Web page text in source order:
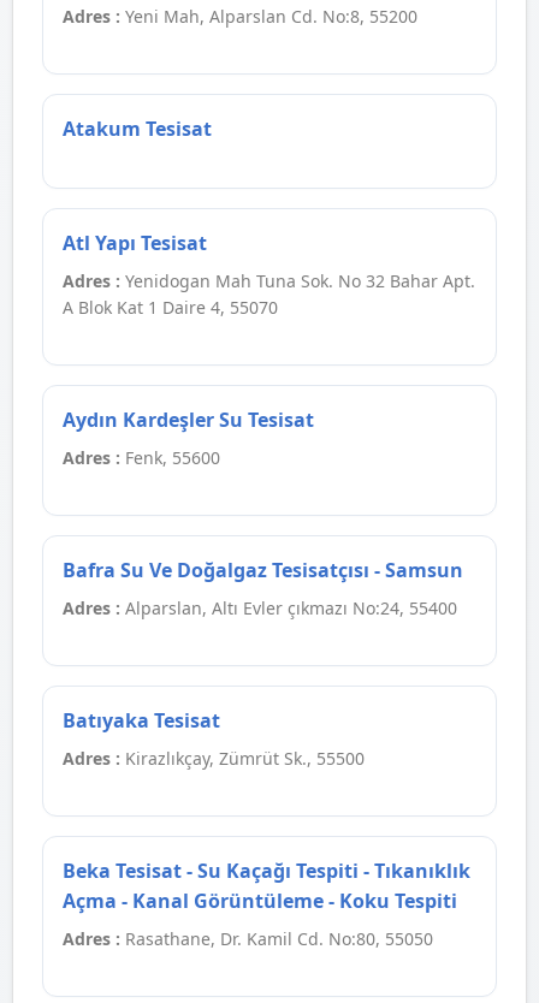
Adres : Yeni Mah, Alparslan Cd. No:8, 55200
Atakum Tesisat
Atl Yapı Tesisat
Adres : Yenidogan Mah Tuna Sok. No 32 Bahar Apt.
A Blok Kat 1 Daire 4, 55070
Aydın Kardeşler Su Tesisat
Adres : Fenk, 55600
Bafra Su Ve Doğalgaz Tesisatçısı - Samsun
Adres : Alparslan, Altı Evler çıkmazı No:24, 55400
Batıyaka Tesisat
Adres : Kirazlıkçay, Zümrüt Sk., 55500
Beka Tesisat - Su Kaçağı Tespiti - Tıkanıklık
Açma - Kanal Görüntüleme - Koku Tespiti
Adres : Rasathane, Dr. Kamil Cd. No:80, 55050